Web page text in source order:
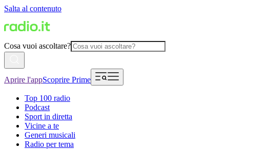
Salta al contenuto
Cosa vuoi ascoltare?
Aprire l'appScoprire Prime
Top 100 radio
Podcast
Sport in diretta
Vicine a te
Generi musicali
Radio per tema